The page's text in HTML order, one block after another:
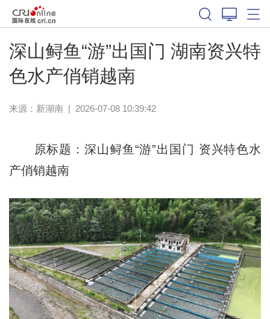
深山鲟鱼“游”出国门 湖南资兴特
色水产俏销越南
来源： 新湖南 | 2026-07-08 10:39:42
原标题：深山鲟鱼“游”出国门 资兴特色水
产俏销越南